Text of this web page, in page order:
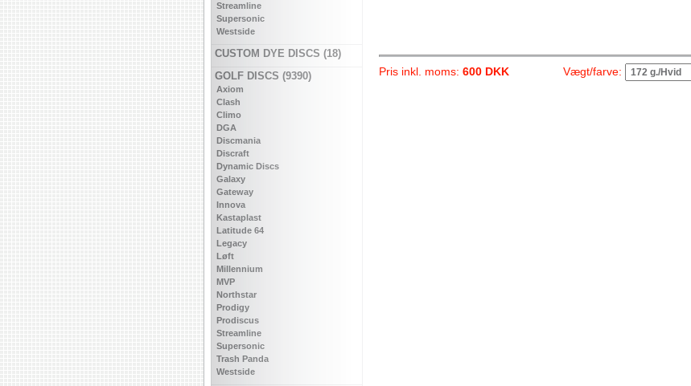
Streamline
Supersonic
Westside
CUSTOM DYE DISCS (18)
GOLF DISCS (9390)
Axiom
Clash
Climo
DGA
Discmania
Discraft
Dynamic Discs
Galaxy
Gateway
Innova
Kastaplast
Latitude 64
Legacy
Løft
Millennium
MVP
Northstar
Prodigy
Prodiscus
Streamline
Supersonic
Trash Panda
Westside
Pris inkl. moms: 600 DKK Vægt/farve: